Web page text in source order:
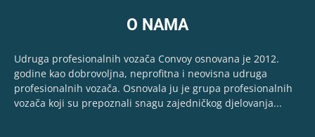
O NAMA
Udruga profesionalnih vozača Convoy osnovana je 2012.
godine kao dobrovoljna, neprofitna i neovisna udruga
profesionalnih vozača. Osnovala ju je grupa profesionalnih
vozača koji su prepoznali snagu zajedničkog djelovanja...